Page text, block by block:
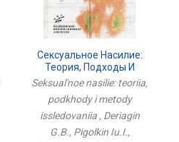
Сексуальное Насилие:
Теория, Подходы И
Методы Исследования
Seksual'noe nasilie: teoriia,
podkhody i metody
issledovaniia , Deriagin
G.B., Pigolkin Iu.I.,